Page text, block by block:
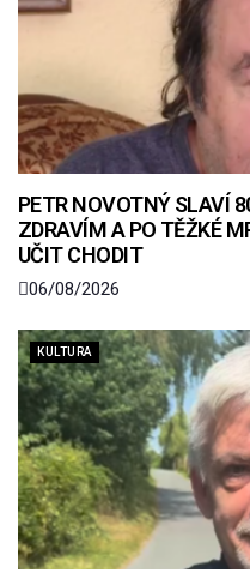
PETR NOVOTNÝ SLAVÍ
ZDRAVÍM A PO TĚŽKÉ
UČIT CHODIT
06/08/2026
KULTURA